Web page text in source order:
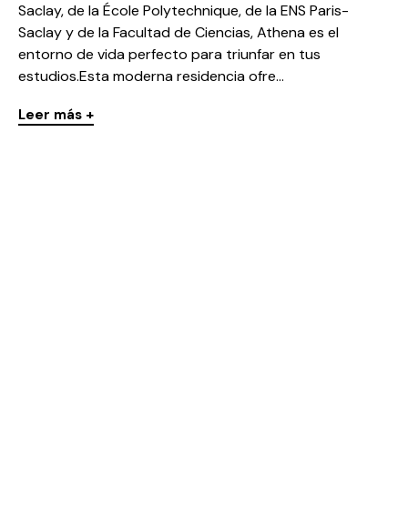
Saclay, de la École Polytechnique, de la ENS Paris-
Saclay y de la Facultad de Ciencias, Athena es el
entorno de vida perfecto para triunfar en tus
estudios.Esta moderna residencia ofre...
Leer más +